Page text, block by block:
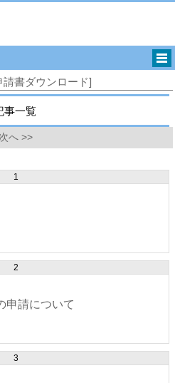
請書ダウンロード]
事一覧
次へ >>
1
2
申請について
3